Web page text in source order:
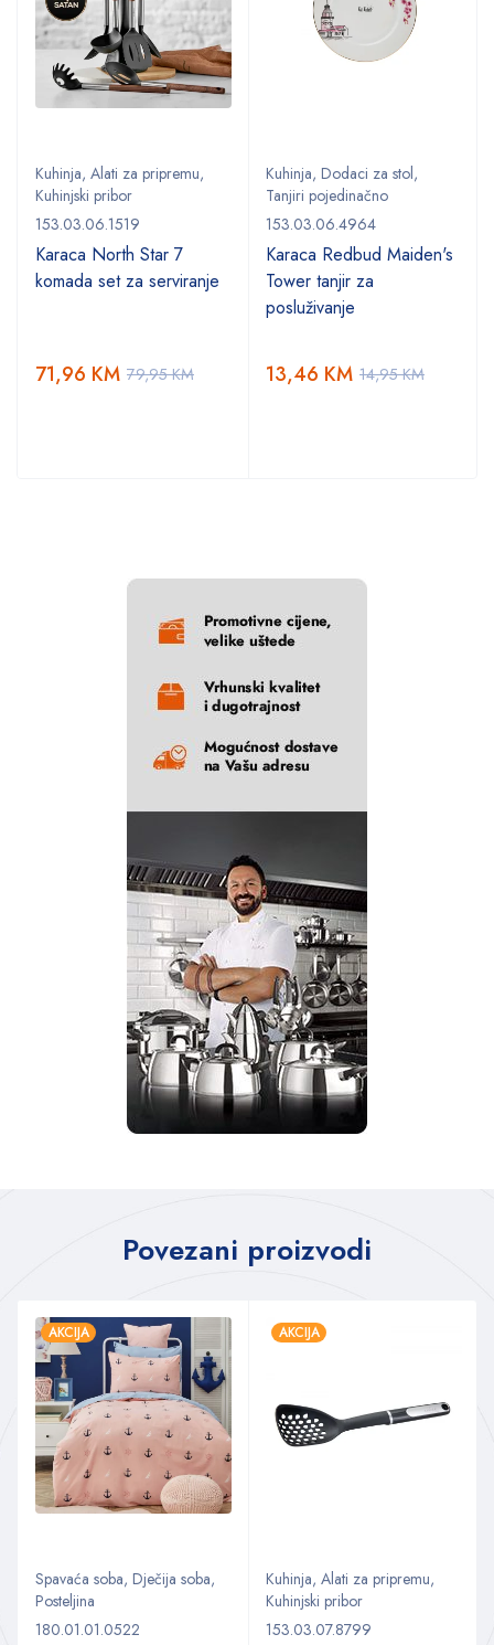
Kuhinja, Alati za pripremu,
Kuhinjski pribor
153.03.06.1519
Karaca North Star 7
komada set za serviranje
79,95KM
71,96 KM
Kuhinja, Dodaci za stol,
Tanjiri pojedinačno
153.03.06.4964
Karaca Redbud Maiden's
Tower tanjir za
posluživanje
14,95KM
13,46 KM
Povezani proizvodi
AKCIJA
Spavaća soba, Dječija soba,
Posteljina
180.01.01.0522
AKCIJA
Kuhinja, Alati za pripremu,
Kuhinjski pribor
153.03.07.8799